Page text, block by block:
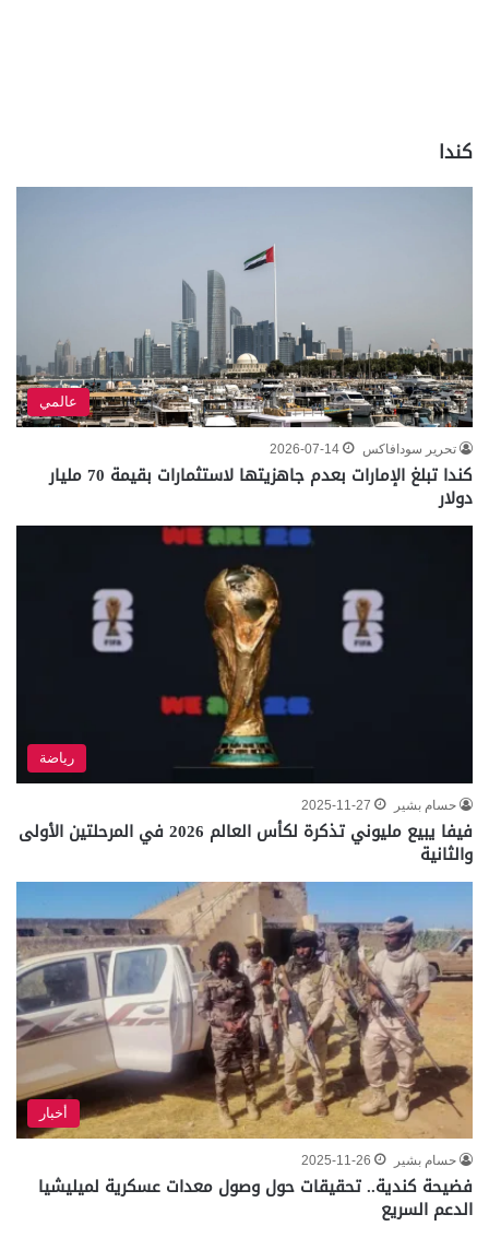
كندا
عالمي
تحرير سودافاكس 2026-07-14
كندا تبلغ الإمارات بعدم جاهزيتها لاستثمارات بقيمة 70 مليار
دولار
رياضة
حسام بشير 2025-11-27
فيفا يبيع مليوني تذكرة لكأس العالم 2026 في المرحلتين الأولى
والثانية
أخبار
حسام بشير 2025-11-26
فضيحة كندية.. تحقيقات حول وصول معدات عسكرية لميليشيا
الدعم السريع